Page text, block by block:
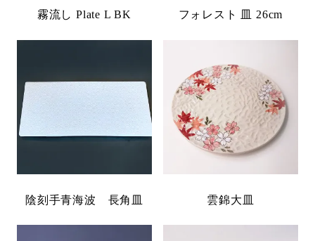
霧流し Plate L BK フォレスト 皿 26cm
陰刻手青海波 長角皿 雲錦大皿